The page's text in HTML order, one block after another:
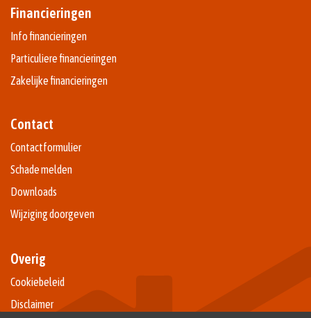
Financieringen
Info financieringen
Particuliere financieringen
Zakelijke financieringen
Contact
Contactformulier
Schade melden
Downloads
Wijziging doorgeven
Overig
Cookiebeleid
Disclaimer